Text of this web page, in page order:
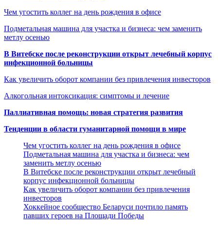
Чем угостить коллег на день рождения в офисе
Подметальная машина для участка и бизнеса: чем заменить
метлу осенью
В Витебске после реконструкции открыт лечебный корпус
инфекционной больницы
Как увеличить оборот компании без привлечения инвесторов
Алкогольная интоксикация: симптомы и лечение
Паллиативная помощь: новая стратегия развития
Тенденции в области гуманитарной помощи в мире
Чем угостить коллег на день рождения в офисе
Подметальная машина для участка и бизнеса: чем
заменить метлу осенью
В Витебске после реконструкции открыт лечебный
корпус инфекционной больницы
Как увеличить оборот компании без привлечения
инвесторов
Хоккейное сообщество Беларуси почтило память
павших героев на Площади Победы